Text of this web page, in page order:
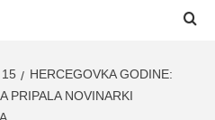
15
HERCEGOVKA GODINE:
PRIPALA NOVINARKI